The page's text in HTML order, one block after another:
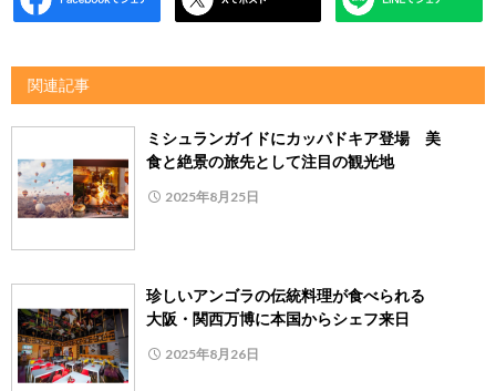
関連記事
ミシュランガイドにカッパドキア登場 美
食と絶景の旅先として注目の観光地
2025年8月25日
珍しいアンゴラの伝統料理が食べられる
大阪・関西万博に本国からシェフ来日
2025年8月26日